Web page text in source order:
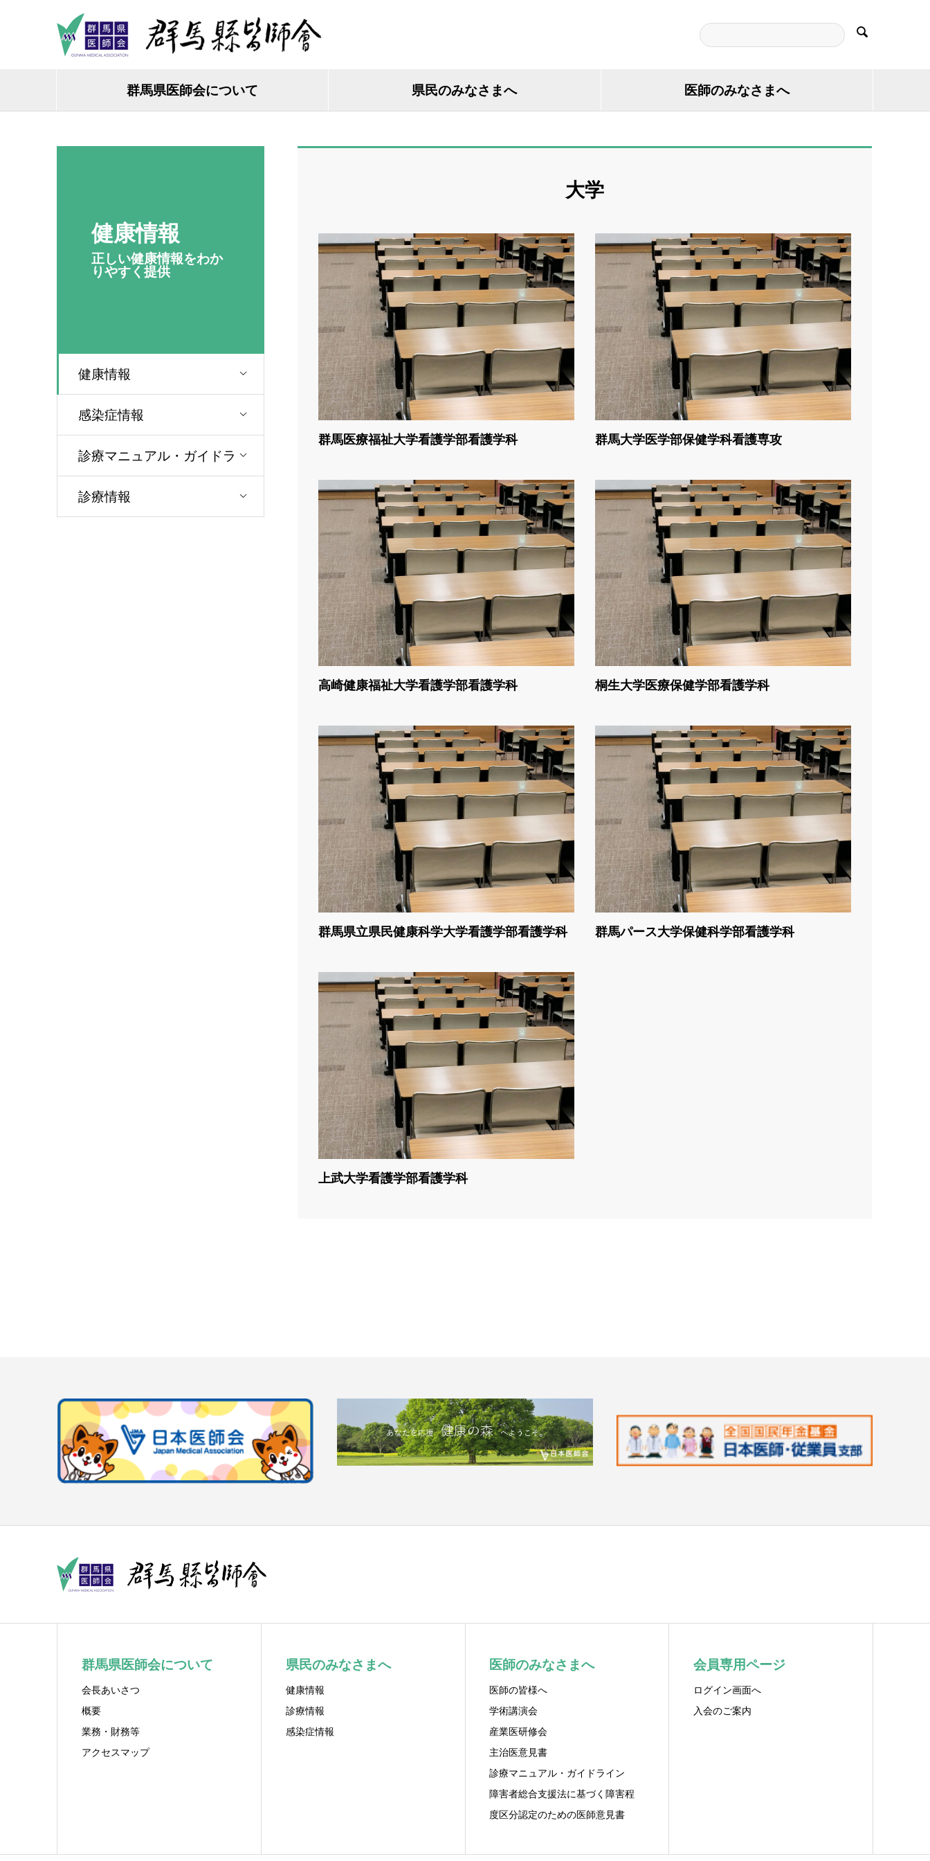

群馬県医師会について 県民のみなさまへ 医師のみなさまへ
健康情報
正しい健康情報をわか
りやすく提供
健康情報
感染症情報
診療マニュアル・ガイドラ
イン
診療情報
大学
群馬医療福祉大学看護学部看護学科 群馬大学医学部保健学科看護専攻
高崎健康福祉大学看護学部看護学科 桐生大学医療保健学部看護学科
群馬県立県民健康科学大学看護学部看護学科 群馬パース大学保健科学部看護学科
上武大学看護学部看護学科
群馬県医師会について
会長あいさつ
概要
業務・財務等
アクセスマップ
県民のみなさまへ
健康情報
診療情報
感染症情報
医師のみなさまへ
医師の皆様へ
学術講演会
産業医研修会
主治医意見書
診療マニュアル・ガイドライン
障害者総合支援法に基づく障害程
度区分認定のための医師意見書
会員専用ページ
ログイン画面へ
入会のご案内